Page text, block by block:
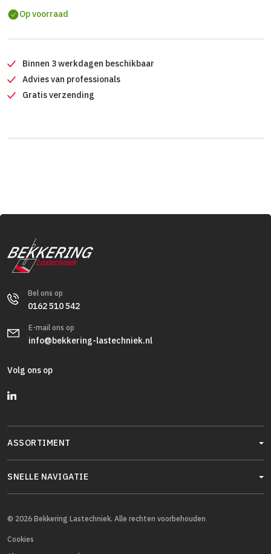
Op voorraad
Binnen 3 werkdagen beschikbaar
Advies van professionals
Gratis verzending
Bel ons op
0162 510 542
E-mail ons op
info@bekkering-lastechniek.nl
Volg ons op
ASSORTIMENT
SNELLE NAVIGATIE
© 2026 Bekkering Lastechniek. Alle rechten voorbehouden
Cookies